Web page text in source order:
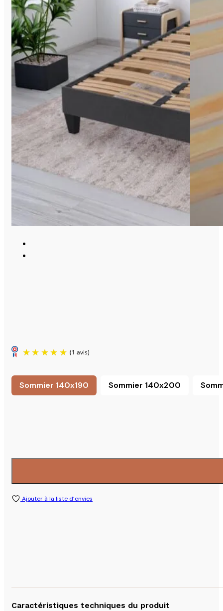
Sommier 140x190Sommier 140x190Sommier 140x200Sommier 140x200
Ajouter à la liste d’envies
Caractéristiques techniques du produit